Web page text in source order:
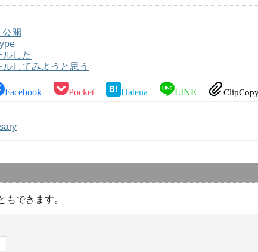
開
ルした
してみようと思う
Facebook Pocket Hatena LINE
もできます。